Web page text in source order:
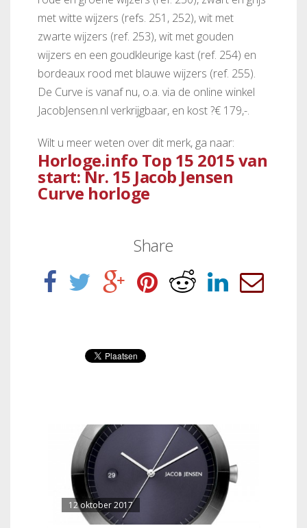
met witte wijzers (refs. 251, 252), wit met
zwarte wijzers (ref. 253), wit met gouden
wijzers en een goudkleurige kast (ref. 254) en
bordeaux rood met blauwe wijzers (ref. 255).
De Curve is vanaf nu, o.a. via de online winkel
JacobJensen.nl verkrijgbaar, en kost ?€ 179,-.
Wilt u meer weten over dit merk, ga naar:
Horloge.info Top 15 2015 van
start: Nr. 15 Jacob Jensen
Curve horloge
Share
12 oktober 2017